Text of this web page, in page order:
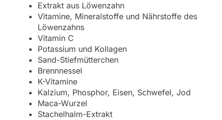
Extrakt aus Löwenzahn
Vitamine, Mineralstoffe und Nährstoffe des
Löwenzahns
Vitamin C
Potassium und Kollagen
Sand-Stiefmütterchen
Brennnessel
K-Vitamine
Kalzium, Phosphor, Eisen, Schwefel, Jod
Maca-Wurzel
Stachelhalm-Extrakt